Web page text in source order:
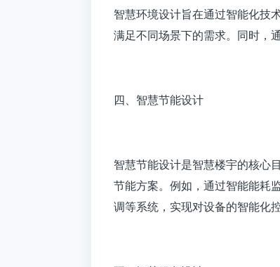
智慧环境设计旨在通过智能化技
满足不同场景下的需求。同时，
四、智慧节能设计
智慧节能设计是智慧楼宇的核心
节能方案。例如，通过智能能耗
调等系统，实现对设备的智能化